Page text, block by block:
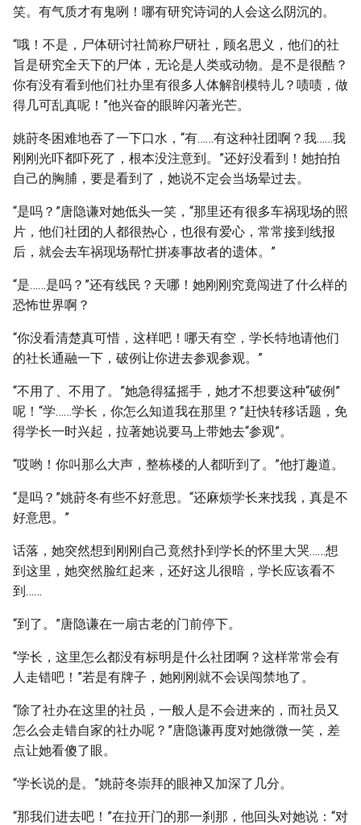
笑。有气质才有鬼咧！哪有研究诗词的人会这么阴沉的。
“哦！不是，尸体研讨社简称尸研社，顾名思义，他们的社
旨是研究全天下的尸体，无论是人类或动物。是不是很酷？
你有没有看到他们社办里有很多人体解剖模特儿？啧啧，做
得几可乱真呢！”他兴奋的眼眸闪著光芒。
姚莳冬困难地吞了一下口水，“有……有这种社团啊？我……我
刚刚光吓都吓死了，根本没注意到。”还好没看到！她拍拍
自己的胸脯，要是看到了，她说不定会当场晕过去。
“是吗？”唐隐谦对她低头一笑，“那里还有很多车祸现场的照
片，他们社团的人都很热心，也很有爱心，常常接到线报
后，就会去车祸现场帮忙拼凑事故者的遗体。”
“是……是吗？”还有线民？天哪！她刚刚究竟闯进了什么样的
恐怖世界啊？
“你没看清楚真可惜，这样吧！哪天有空，学长特地请他们
的社长通融一下，破例让你进去参观参观。”
“不用了、不用了。”她急得猛摇手，她才不想要这种“破例”
呢！“学……学长，你怎么知道我在那里？”赶快转移话题，免
得学长一时兴起，拉著她说要马上带她去“参观”。
“哎哟！你叫那么大声，整栋楼的人都听到了。”他打趣道。
“是吗？”姚莳冬有些不好意思。“还麻烦学长来找我，真是不
好意思。”
话落，她突然想到刚刚自己竟然扑到学长的怀里大哭……想
到这里，她突然脸红起来，还好这儿很暗，学长应该看不
到……
“到了。”唐隐谦在一扇古老的门前停下。
“学长，这里怎么都没有标明是什么社团啊？这样常常会有
人走错吧！”若是有牌子，她刚刚就不会误闯禁地了。
“除了社办在这里的社员，一般人是不会进来的，而社员又
怎么会走错自家的社办呢？”唐隐谦再度对她微微一笑，差
点让她看傻了眼。
“学长说的是。”姚莳冬崇拜的眼神又加深了几分。
“那我们进去吧！”在拉开门的那一刹那，他回头对她说：“对